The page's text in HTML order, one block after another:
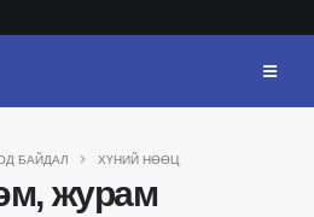
БАЙДАЛ ХҮНИЙ НӨӨЦ
журам